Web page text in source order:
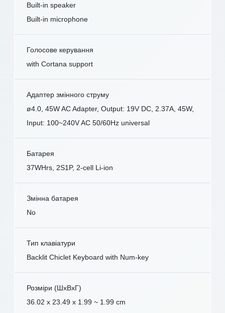
Built-in speaker
Built-in microphone
Голосове керування
with Cortana support
Адаптер змінного струму
ø4.0, 45W AC Adapter, Output: 19V DC, 2.37A, 45W,
Input: 100~240V AC 50/60Hz universal
Батарея
37WHrs, 2S1P, 2-cell Li-ion
Змінна батарея
No
Тип клавіатури
Backlit Chiclet Keyboard with Num-key
Розміри (ШxВxГ)
36.02 x 23.49 x 1.99 ~ 1.99 cm